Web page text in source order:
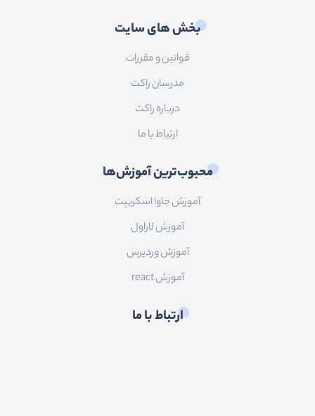
بخش های سایت
قوانین و مقررات
مدرسان راکت
درباره راکت
ارتباط با ما
محبوب‌ترین آموزش‌ها
آموزش جاوا اسکریپت
آموزش لاراول
آموزش وردپرس
آموزش react
ارتباط با ما